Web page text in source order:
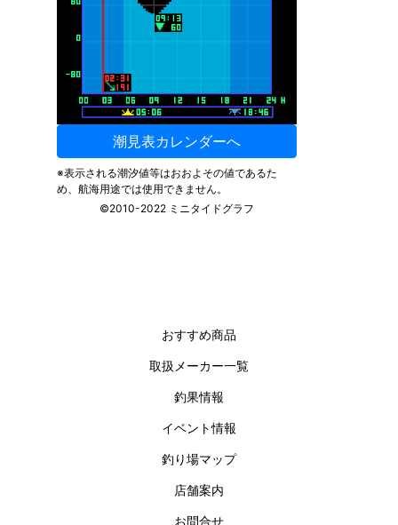
おすすめ商品
取扱メーカー一覧
釣果情報
イベント情報
釣り場マップ
店舗案内
お問合せ